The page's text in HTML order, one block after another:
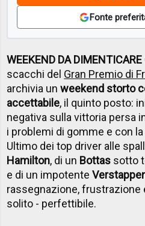
Fonte
WEEKEND DA DIMENTICARE
scacchi del Gran Premio di
archivia unweekend storto
accettabile, il quinto posto:
negativa sulla vittoria persa
i problemi di gomme e con
Ultimo dei top driver alle
Hamilton, di un Bottas sotto
e di un impotente
rassegnazione, frustrazione
solito - perfettibile.